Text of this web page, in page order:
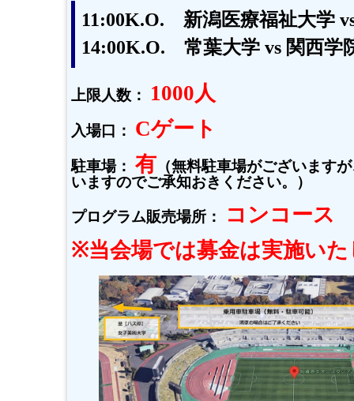
11:00K.O. 新潟医療福祉大学
14:00K.O. 常葉大学 vs 関西学
上限人数： 1000人
入場口： Cゲート
駐車場： 有 （無料駐車場がございます
いますのでご承知おきください。）
プログラム販売場所：
コンコース
※当会場では募金は実施い